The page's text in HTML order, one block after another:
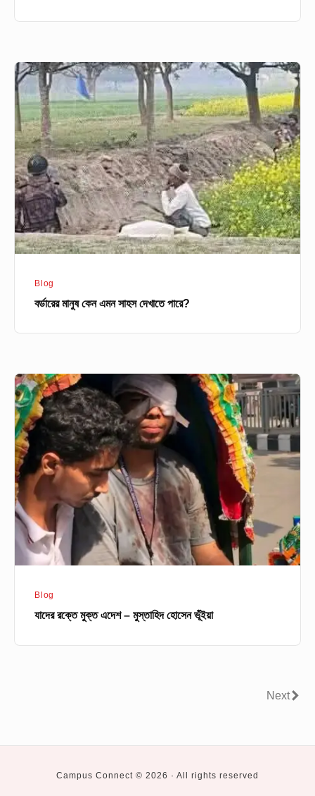
বর্ডারের
মানুষ
কেন
এমন
সাহস
দেখাতে
পারে?
Blog
বর্ডারের মানুষ কেন এমন সাহস দেখাতে পারে?
যাদের
রক্তে
মুক্ত
এদেশ
–
মুস্তাহিদ
হোসেন
ভূঁইয়া
Blog
যাদের রক্তে মুক্ত এদেশ – মুস্তাহিদ হোসেন ভূঁইয়া
Next
Next
Campus Connect © 2026 · All rights reserved